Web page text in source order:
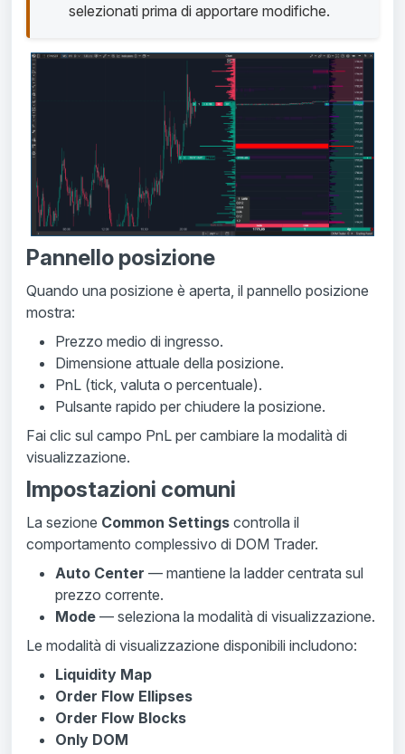
selezionati prima di apportare modifiche.
Pannello posizione
Quando una posizione è aperta, il pannello posizione
mostra:
Prezzo medio di ingresso.
Dimensione attuale della posizione.
PnL (tick, valuta o percentuale).
Pulsante rapido per chiudere la posizione.
Fai clic sul campo PnL per cambiare la modalità di
visualizzazione.
Impostazioni comuni
La sezione Common Settings controlla il
comportamento complessivo di DOM Trader.
Auto Center — mantiene la ladder centrata sul
prezzo corrente.
Mode — seleziona la modalità di visualizzazione.
Le modalità di visualizzazione disponibili includono:
Liquidity Map
Order Flow Ellipses
Order Flow Blocks
Only DOM